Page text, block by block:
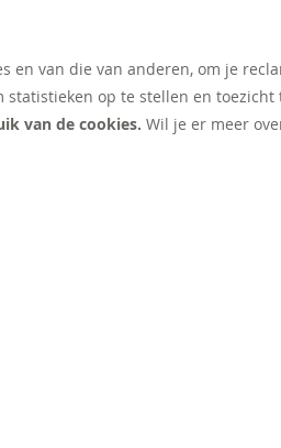
en van die van anderen, om je
statistieken op te stellen en
van de cookies. Wil je er meer